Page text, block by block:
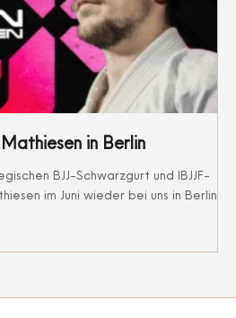
in Berlin
BJJ-Schwarzgurt und IBJJF-
im Juni wieder bei uns in Berlin